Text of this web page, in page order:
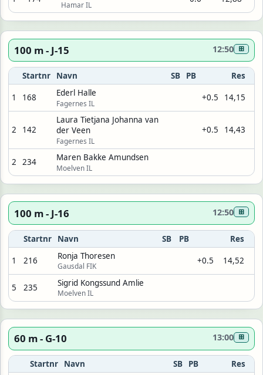
Hamar IL
100 m - J-15 12:50 ⊞
Startnr Navn SB PB Res
1 168 Ederl Halle
Fagernes IL
+0.5 14,15
2 142
Laura Tietjana Johanna van
der Veen
Fagernes IL
+0.5 14,43
2 234 Maren Bakke Amundsen
Moelven IL
100 m - J-16 12:50 ⊞
Startnr Navn SB PB Res
1 216 Ronja Thoresen
Gausdal FIK
+0.5 14,52
5 235 Sigrid Kongssund Amlie
Moelven IL
60 m - G-10 13:00 ⊞
Startnr Navn SB PB
Res